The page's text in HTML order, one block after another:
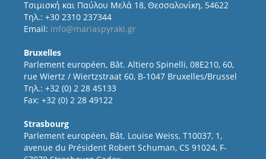
Τσιμισκή και Παύλου Μελά 18, Θεσσαλονίκη, 54622
Τηλ.: +30 2310 237344
Email: info@mariaspyraki.gr
Bruxelles
Parlement européen, Bât. Altiero Spinelli, 08E210, 60,
rue Wiertz / Wiertzstraat 60, B-1047 Bruxelles/Brussel
Τηλ.: +32 (0) 2 28 45133
Fax: +32 (0) 2 28 49122
Strasbourg
Parlement européen, Bât. Louise Weiss, T10037, 1,
avenue du Président Robert Schuman, CS 91024, F-